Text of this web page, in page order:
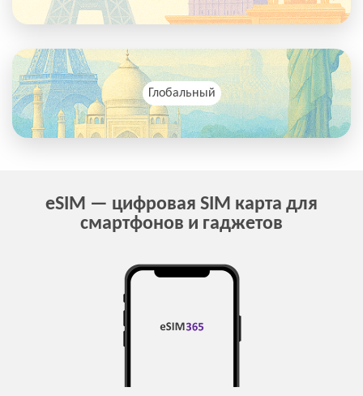
Глобальный
eSIM — цифровая SIM карта для
смартфонов и гаджетов